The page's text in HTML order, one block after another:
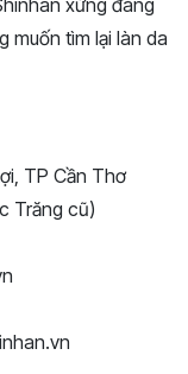
muốn tìm lại làn da
TP Cần Thơ
Trăng cũ)